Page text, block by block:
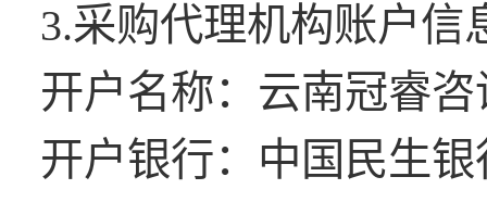
3.采购代理机构账户信
开户名称：云南冠睿
开户银行：中国民生